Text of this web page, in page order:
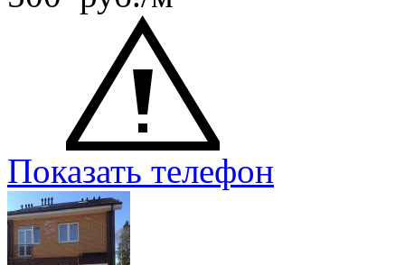
Показать телефон